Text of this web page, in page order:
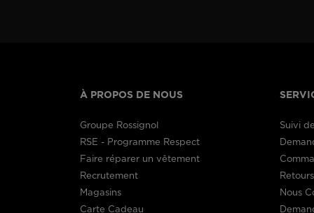
À PROPOS DE NOUS
Groupe Rossignol
RSE - Programme Respect
Faire réparer un vêtement
Recrutement
Magasins
Carte Cadeau
Suivi
Nous